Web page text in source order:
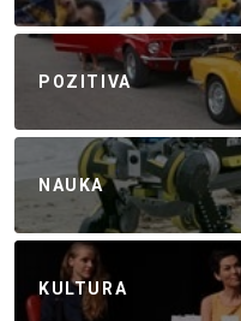
POZITIVA
NAUKA
KULTURA